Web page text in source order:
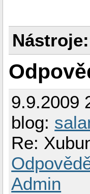
Nástroje:
9.9.2009
blog:
Re:
Admin